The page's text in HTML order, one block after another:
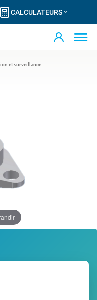
CALCULATEURS
et surveillance